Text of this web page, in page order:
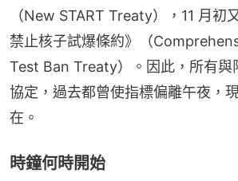
（New START Treaty），11 月初
禁止核子試爆條約》（
Test Ban Treaty）。因此，所有與
協定，過去都曾使指標偏離午夜，
在。
時鐘何時開始